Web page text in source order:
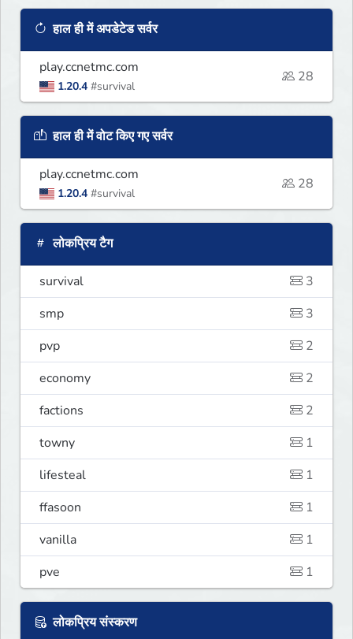
हाल ही में अपडेटेड सर्वर
play.ccnetmc.com
1.20.4 #survival
28
हाल ही में वोट किए गए सर्वर
play.ccnetmc.com
1.20.4 #survival
28
लोकप्रिय टैग
survival
3
smp
3
pvp
2
economy
2
factions
2
towny
1
lifesteal
1
ffasoon
1
vanilla
1
pve
1
लोकप्रिय संस्करण